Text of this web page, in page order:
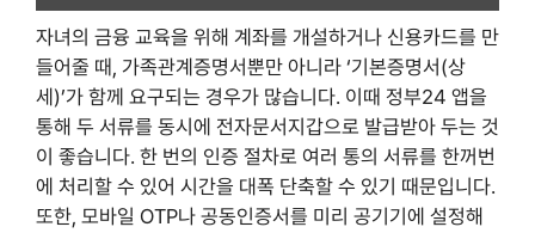
자녀의 금융 교육을 위해 계좌를 개설하거나 신용카드를 만
들어줄 때, 가족관계증명서뿐만 아니라 ‘기본증명서(상
세)’가 함께 요구되는 경우가 많습니다. 이때 정부24 앱을
통해 두 서류를 동시에 전자문서지갑으로 발급받아 두는 것
이 좋습니다. 한 번의 인증 절차로 여러 통의 서류를 한꺼번
에 처리할 수 있어 시간을 대폭 단축할 수 있기 때문입니다.
또한, 모바일 OTP나 공동인증서를 미리 공기기에 설정해